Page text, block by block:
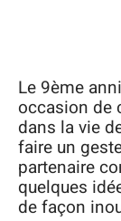
Le 9ème
occasion de
dans la vie
faire un
partenaire
quelques
de façon